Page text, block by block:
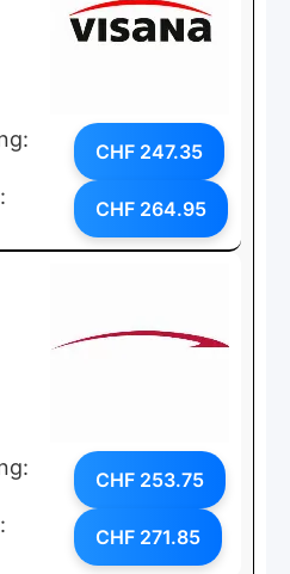
CHF 247.35
CHF 264.95
CHF 253.75
CHF 271.85